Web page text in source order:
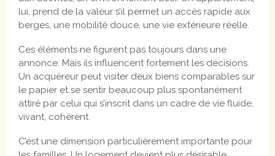
lui, prend de la valeur s’il permet un accès rapide aux
berges, une mobilité douce, une vie extérieure réelle.
Ces éléments ne figurent pas toujours dans une
annonce. Mais ils influencent fortement les décisions.
Un acquéreur peut visiter deux biens comparables sur
le papier et se sentir beaucoup plus spontanément
attiré par celui qui s’inscrit dans un cadre de vie fluide,
vivant, cohérent.
C’est une dimension particulièrement importante pour